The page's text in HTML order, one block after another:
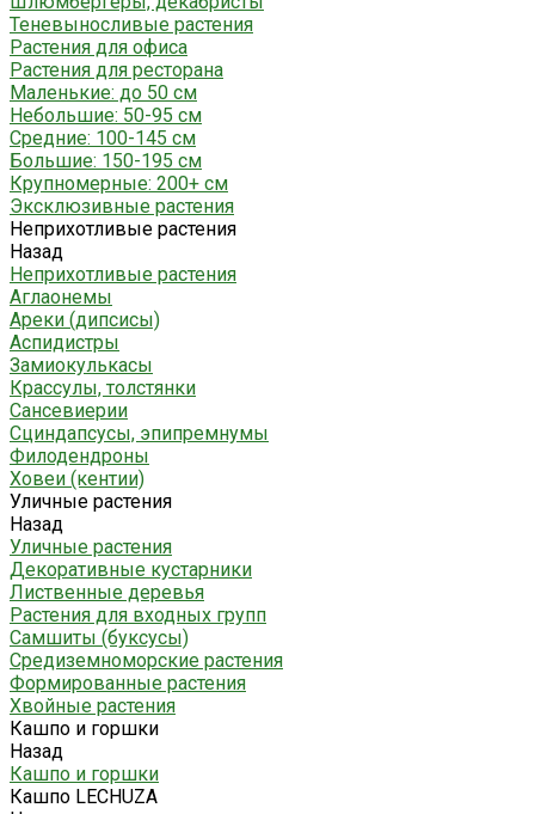
Теневыносливые растения
Растения для офиса
Растения для ресторана
Маленькие: до 50 см
Небольшие: 50-95 см
Средние: 100-145 см
Большие: 150-195 см
Крупномерные: 200+ см
Эксклюзивные растения
Неприхотливые растения
Назад
Неприхотливые растения
Аглаонемы
Ареки (дипсисы)
Аспидистры
Замиокулькасы
Крассулы, толстянки
Сансевиерии
Сциндапсусы, эпипремнумы
Филодендроны
Ховеи (кентии)
Уличные растения
Назад
Уличные растения
Декоративные кустарники
Лиственные деревья
Растения для входных групп
Самшиты (буксусы)
Средиземноморские растения
Формированные растения
Хвойные растения
Кашпо и горшки
Назад
Кашпо и горшки
Кашпо LECHUZA